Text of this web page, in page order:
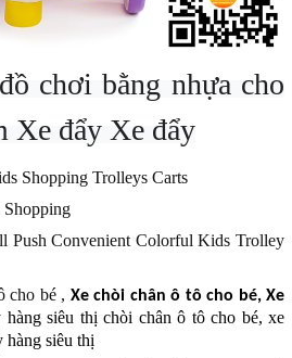
đồ chơi bằng nhựa cho
Xe đẩy Xe đẩy
Shopping Trolleys Carts
Shopping
Push Convenient Colorful Kids Trolley
cho bé , Xe chòi chân ô tô cho bé, Xe
hàng siêu thị chòi chân ô tô cho bé, xe
hàng siêu thị